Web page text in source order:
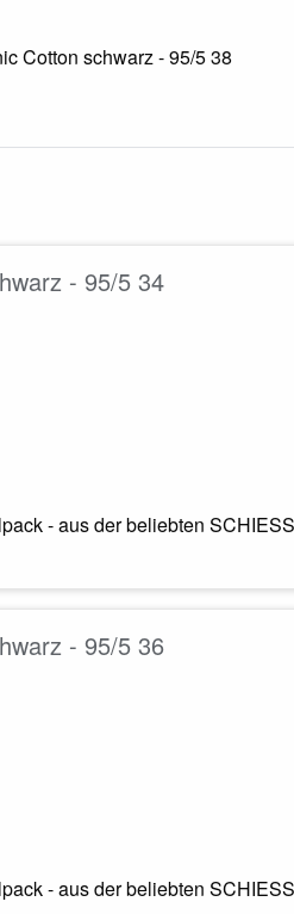
Cotton schwarz - 95/5 38
- 95/5 34
- aus der beliebten
- 95/5 36
- aus der beliebten